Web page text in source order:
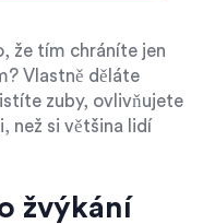
že tím chráníte jen
Vlastně děláte
zuby, ovlivňujete
než si většina lidí
žvýkání